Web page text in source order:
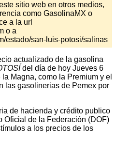
sitio web en otros medios,
como GasolinaMX o
a la url
o a
estado/san-luis-potosi/salinas
actualizado de la gasolina
del día de hoy Jueves 6
Magna, como la Premium y el
las gasolinerias de Pemex por
de hacienda y crédito publico
Oficial de la Federación (DOF)
a los precios de los